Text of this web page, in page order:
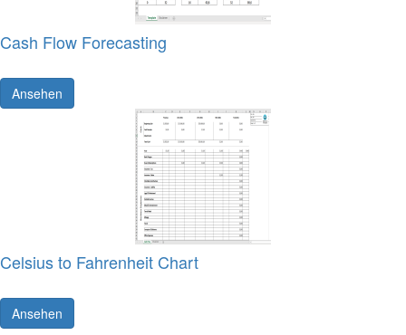
Cash Flow Forecasting
Ansehen
Celsius to Fahrenheit Chart
Ansehen